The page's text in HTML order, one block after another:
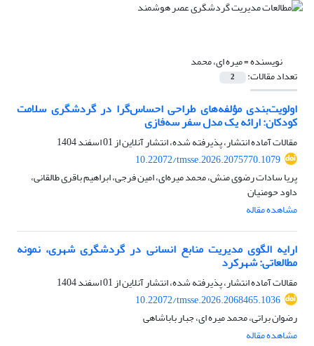
نویسنده =میره ای، محمد
تعداد مقالات: 2
اولویت‌بندی مؤلفه‌های طراحی احساس‌گرا در گردشگری سلامت
کودکان: ارائه یک مدل سفر سه‌فازی
مقالات آماده انتشار، پذیرفته شده، انتشار آنلاین از01 اسفند 1404
10.22072/tmsse.2026.2075770.1079
پریا سادات رضوی منش، محمد میره‌ای، امین فرجی، ابراهیم باقری طالقانی،
داود حومنیان
مشاهده مقاله
ارایه الگوی مدیریت منابع انسانی در گردشگری شهری، نمونه
مطالعاتی: شهرکرد
مقالات آماده انتشار، پذیرفته شده، انتشار آنلاین از01 اسفند 1404
10.22072/tmsse.2026.2068465.1036
رضوان براتی، محمد میره ای، جبار باباشاهی
مشاهده مقاله